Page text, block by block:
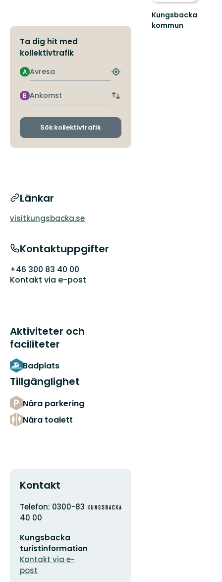
Ta dig hit med
kollektivtrafik
Avresa
A
Hitta
hållplats
Ankomst
B
Byt
och
Sök kollektivtrafik
Länkar
visitkungsbacka.se
Kontaktuppgifter
+46 300 83 40 00
Kontakt via e-post
Aktiviteter och
faciliteter
Badplats
Tillgänglighet
Nära parkering
Nära toalett
Kontakt
Adress
Telefon: 0300-83
40 00
postadress
Kungsbacka
turistinformation
Kontakt via e-
post
Organisationens
Kungsbacka
kommun